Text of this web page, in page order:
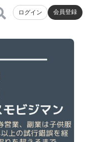
ログイン 会員登録